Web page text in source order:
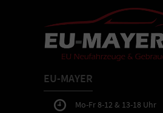
EU-MAYER
Mo-Fr 8-12 & 13-18 Uhr